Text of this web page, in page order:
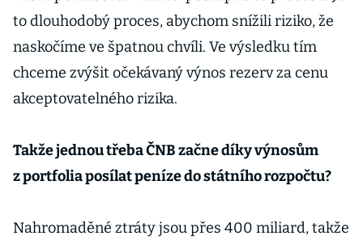
to dlouhodobý proces, abychom snížili riziko, že
naskočíme ve špatnou chvíli. Ve výsledku tím
chceme zvýšit očekávaný výnos rezerv za cenu
akceptovatelného rizika.
Takže jednou třeba ČNB začne díky výnosům
z portfolia posílat peníze do státního rozpočtu?
Nahromaděné ztráty jsou přes 400 miliard, takže